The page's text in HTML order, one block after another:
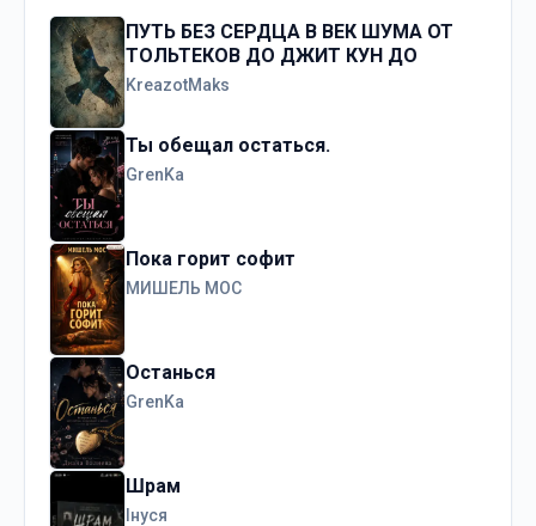
ПУТЬ БЕЗ СЕРДЦА В ВЕК ШУМА ОТ
ТОЛЬТЕКОВ ДО ДЖИТ КУН ДО
KreazotMaks
Ты обещал остаться.
GrenKa
Пока горит софит
МИШЕЛЬ МОС
Останься
GrenKa
Шрам
Інуся